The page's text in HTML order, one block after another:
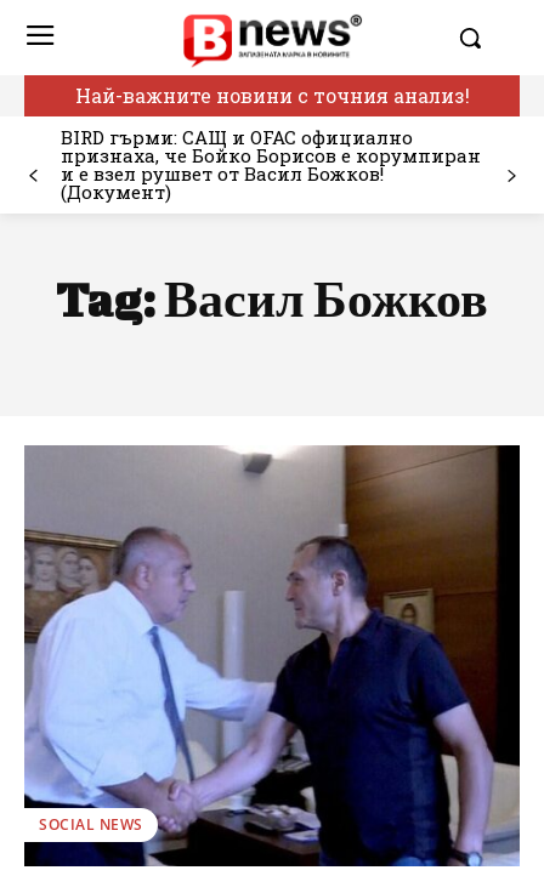
Най-важните новини с точния анализ!
BIRD гърми: САЩ и OFAC официално
признаха, че Бойко Борисов е корумпиран
и е взел рушвет от Васил Божков!
(Документ)
Tag:Васил Божков
SOCIAL NEWS